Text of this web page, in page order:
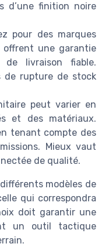
d’une finition noire
pour des marques
une garantie
livraison fiable.
de rupture de stock
peut varier en
et des matériaux.
tenant compte des
Mieux vaut
de qualité.
modèles de
qui correspondra
doit garantir une
un outil tactique